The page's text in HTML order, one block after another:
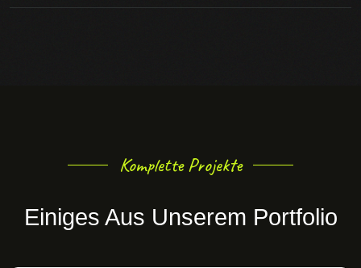
Komplette Projekte
Einiges Aus Unserem Portfolio